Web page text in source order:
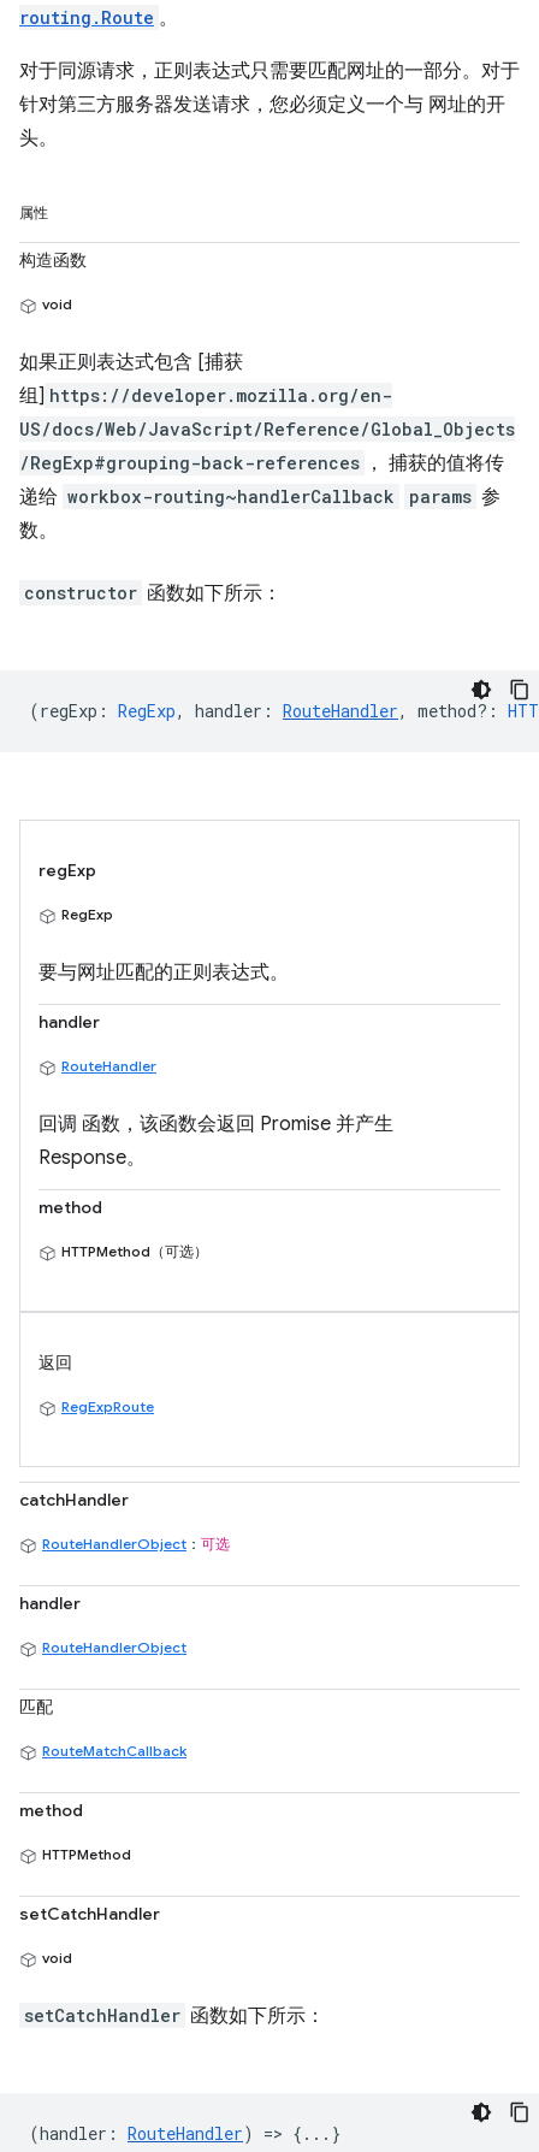
routing.Route 。
对于同源请求，正则表达式只需要匹配网址的一部分。对于
针对第三方服务器发送请求，您必须定义一个与 网址的开
头。
属性
构造函数
void
如果正则表达式包含 [捕获
组] https://developer.mozilla.org/en-
US/docs/Web/JavaScript/Reference/Global_Objects
/RegExp#grouping-back-references ， 捕获的值将传
递给 workbox-routing~handlerCallback params 参
数。
constructor 函数如下所示：
(regExp : RegExp, handler : RouteHandler, method? :
regExp
RegExp
要与网址匹配的正则表达式。
handler
RouteHandler
回调 函数，该函数会返回 Promise 并产生
Response。
method
HTTPMethod（可选）
返回
RegExpRoute
catchHandler
RouteHandlerObject ： 可选
handler
RouteHandlerObject
匹配
RouteMatchCallback
method
HTTPMethod
setCatchHandler
void
setCatchHandler 函数如下所示：
(handler : RouteHandler) => {...}